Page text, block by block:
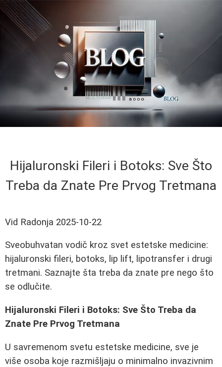
Hijaluronski Fileri i Botoks: Sve Što
Treba da Znate Pre Prvog Tretmana
Vid Radonja 2025-10-22
Sveobuhvatan vodič kroz svet estetske medicine:
hijaluronski fileri, botoks, lip lift, lipotransfer i drugi
tretmani. Saznajte šta treba da znate pre nego što
se odlučite.
Hijaluronski Fileri i Botoks: Sve Što Treba da
Znate Pre Prvog Tretmana
U savremenom svetu estetske medicine, sve je
više osoba koje razmišljaju o minimalno invazivnim